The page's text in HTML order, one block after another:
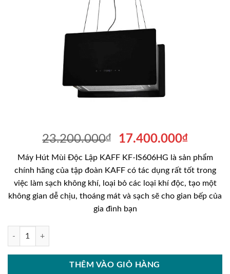
23.200.000₫
Giá
là:
23.200.000₫.
17.400.000₫Giá
hiện
tại
là:
Máy Hút Mùi Độc Lập KAFF KF-IS606HG là sản phẩm
chính hãng của tập đoàn KAFF có tác dụng rất tốt trong
việc làm sạch không khí, loại bỏ các loại khí độc, tạo một
không gian dễ chịu, thoáng mát và sạch sẽ cho gian bếp của
gia đình bạn
Máy Hút Mùi Độc Lập KAFF KF-IS606HG số lượng
THÊM VÀO GIỎ HÀNG